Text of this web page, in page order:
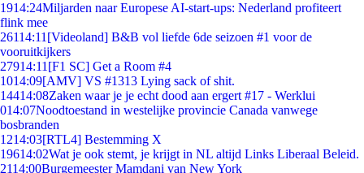
1914:24Miljarden naar Europese AI-start-ups: Nederland profiteert
flink mee
26114:11 [Videoland] B&B vol liefde 6de seizoen #1 voor de
vooruitkijkers
27914:11 [F1 SC] Get a Room #4
1014:09[AMV] VS #1313 Lying sack of shit.
14414:08Zaken waar je je echt dood aan ergert #17 - Werklui
014:07Noodtoestand in westelijke provincie Canada vanwege
bosbranden
1214:03[RTL4] Bestemming X
19614:02Wat je ook stemt, je krijgt in NL altijd Links Liberaal Beleid.
2114:00Burgemeester Mamdani van New York